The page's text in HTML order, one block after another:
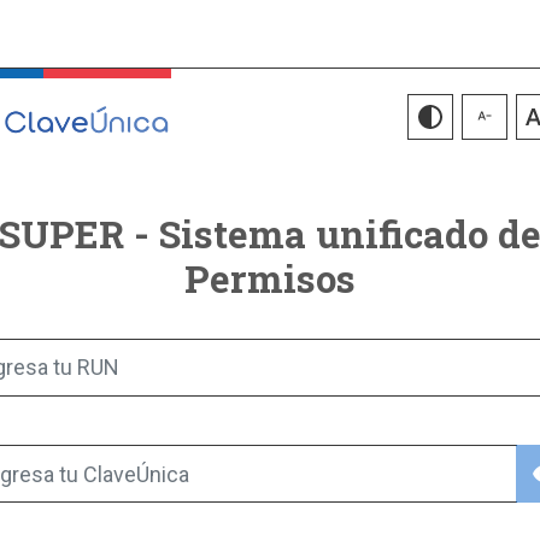
SUPER - Sistema unificado de
Permisos
tu RUN
tu ClaveÚnica